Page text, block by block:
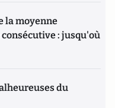
la moyenne
: jusqu'où
du